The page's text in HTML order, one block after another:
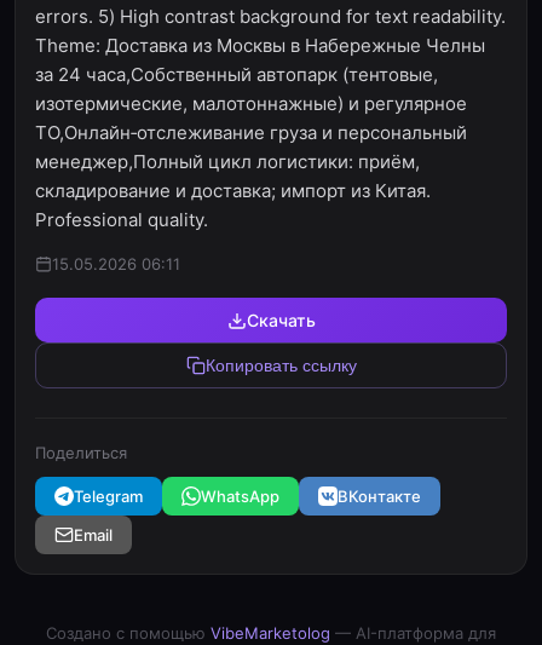
errors. 5) High contrast background for text readability.
Theme: Доставка из Москвы в Набережные Челны
за 24 часа,Собственный автопарк (тентовые,
изотермические, малотоннажные) и регулярное
ТО,Онлайн‑отслеживание груза и персональный
менеджер,Полный цикл логистики: приём,
складирование и доставка; импорт из Китая.
Professional quality.
15.05.2026 06:11
Скачать
Копировать ссылку
Поделиться
Telegram WhatsApp
ВКонтакте
Email
Создано с помощью VibeMarketolog — AI-платформа для